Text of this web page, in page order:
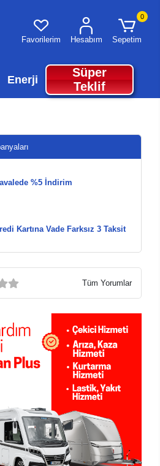
Favorilerim Hesabım
0
Sepetim
Enerji
Süper
Teklif
%5 İndirim
Kartına Vade Farksız 3 Taksit
Tüm Yorumlar